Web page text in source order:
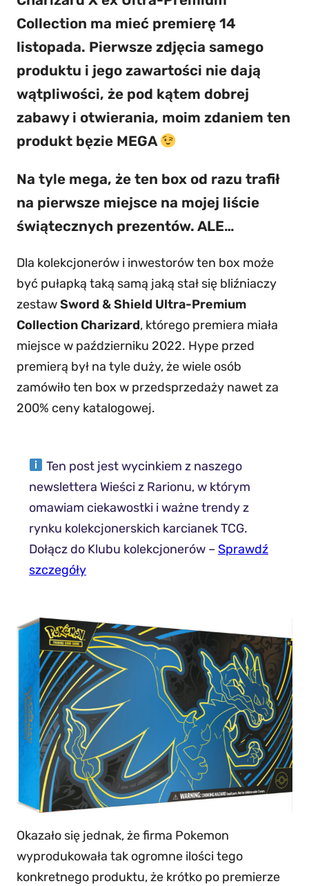
Collection ma mieć premierę 14
listopada. Pierwsze zdjęcia samego
produktu i jego zawartości nie dają
wątpliwości, że pod kątem dobrej
zabawy i otwierania, moim zdaniem ten
produkt bęzie MEGA
Na tyle mega, że ten box od razu trafił
na pierwsze miejsce na mojej liście
świątecznych prezentów. ALE…
Dla kolekcjonerów i inwestorów ten box może
być pułapką taką samą jaką stał się bliźniaczy
zestawSword & Shield Ultra-Premium
Collection Charizard, którego premiera miała
miejsce w październiku 2022. Hype przed
premierą był na tyle duży, że wiele osób
zamówiło ten box w przedsprzedaży nawet za
200% ceny katalogowej.
Ten post jest wycinkiem z naszego
newslettera Wieści z Rarionu, w którym
omawiam ciekawostki i ważne trendy z
rynku kolekcjonerskich karcianek TCG.
Dołącz do Klubu kolekcjonerów – Sprawdź
szczegóły
Okazało się jednak, że firma Pokemon
wyprodukowała tak ogromne ilości tego
konkretnego produktu, że krótko po premierze